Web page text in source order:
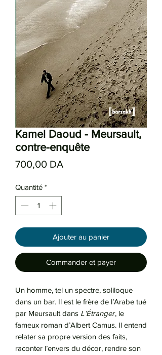
Kamel Daoud - Meursault,
contre-enquête
700,00 DA
Quantité *
Ajouter au panier
Commander et payer
Un homme, tel un spectre, soliloque
dans un bar. Il est le frère de l’Arabe tué
par Meursault dans L’Étranger, le
fameux roman d’Albert Camus. Il entend
relater sa propre version des faits,
raconter l’envers du décor, rendre son